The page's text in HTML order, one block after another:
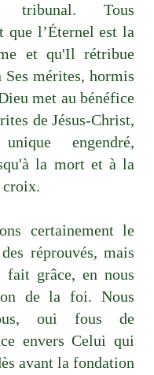
Tous
que l’Éternel est la
et qu'Il rétribue
Ses mérites, hormis
met au bénéfice
de Jésus-Christ,
engendré,
la mort et à la
croix.
certainement le
réprouvés, mais
fait grâce, en nous
de la foi. Nous
oui fous de
envers Celui qui
avant la fondation